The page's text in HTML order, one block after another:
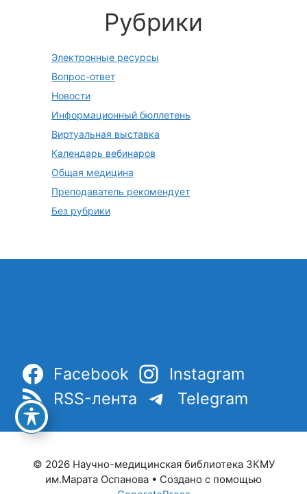
Рубрики
Электронные ресурсы
Вопрос-ответ
Новости
Информационный бюллетень
Виртуальная выставка
Календарь вебинаров
Общая медицина
Преподаватель рекомендует
Без рубрики
Facebook
Instagram
RSS-лента
Telegram
© 2026 Научно-медицинская библиотека ЗКМУ
им.Марата Оспанова • Создано с помощью